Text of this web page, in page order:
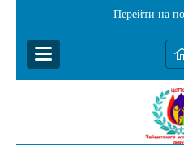
Перейти на